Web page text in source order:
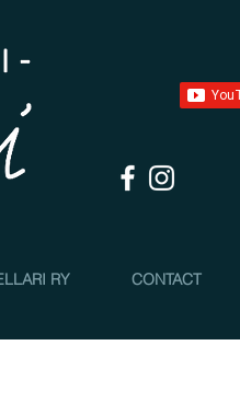
RY CONTACT